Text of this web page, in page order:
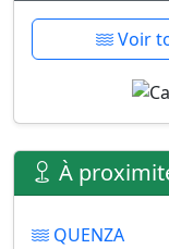
Voir
À
QUENZA